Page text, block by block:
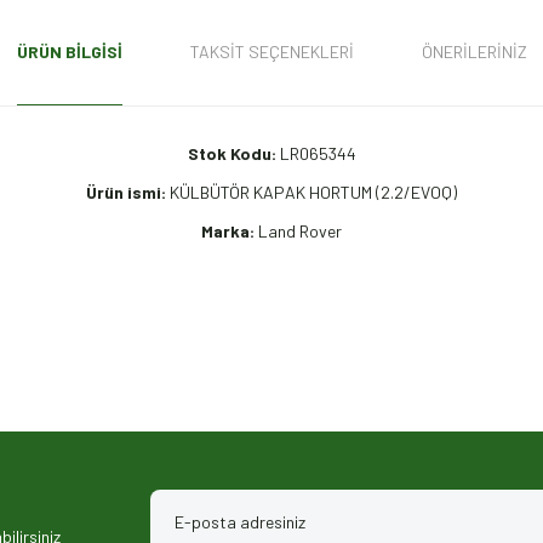
ÜRÜN BILGISI TAKSIT SEÇENEKLERI ÖNERILERINIZ
Stok Kodu: LR065344
Ürün ismi: KÜLBÜTÖR KAPAK HORTUM (2.2/EVOQ)
Marka: Land Rover